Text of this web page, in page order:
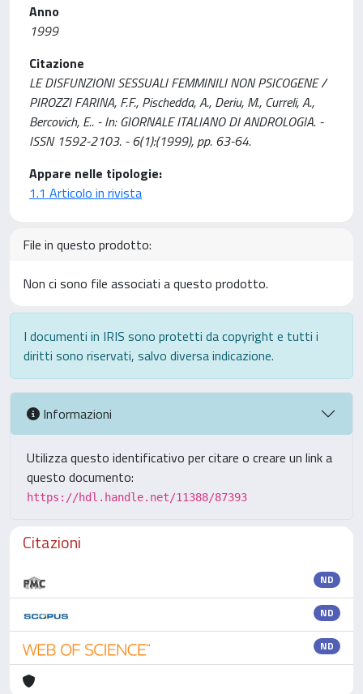
Anno
1999
Citazione
LE DISFUNZIONI SESSUALI FEMMINILI NON PSICOGENE /
PIROZZI FARINA, F.F., Pischedda, A., Deriu, M., Curreli, A.,
Bercovich, E.. - In: GIORNALE ITALIANO DI ANDROLOGIA. -
ISSN 1592-2103. - 6(1):(1999), pp. 63-64.
Appare nelle tipologie:
1.1 Articolo in rivista
File in questo prodotto:
Non ci sono file associati a questo prodotto.
I documenti in IRIS sono protetti da copyright e tutti i
diritti sono riservati, salvo diversa indicazione.
Informazioni
Utilizza questo identificativo per citare o creare un link a
questo documento:
https://hdl.handle.net/11388/87393
Citazioni
ND
ND
ND